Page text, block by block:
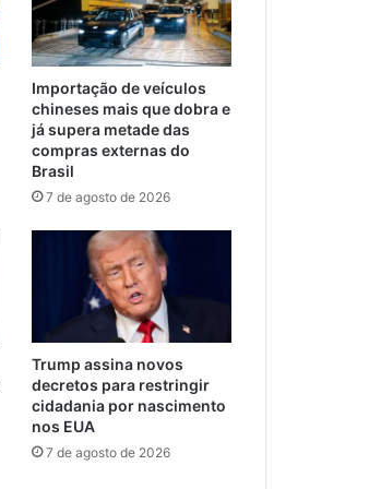
Importação de veículos
chineses mais que dobra e
já supera metade das
compras externas do
Brasil
7 de agosto de 2026
Trump assina novos
decretos para restringir
cidadania por nascimento
nos EUA
7 de agosto de 2026